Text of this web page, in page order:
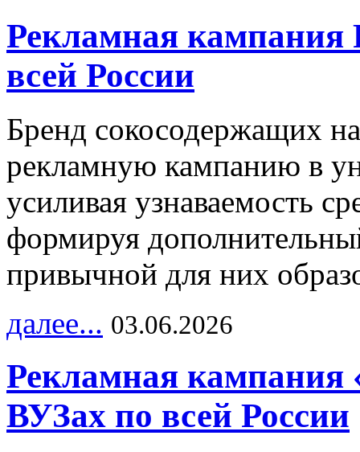
Рекламная
всей России
Бренд сокосодержащих
рекламную кампанию в
усиливая узнаваемость
формируя
привычной для них
далее... 03.06.2026
Рекламная кампания
ВУЗах по всей России